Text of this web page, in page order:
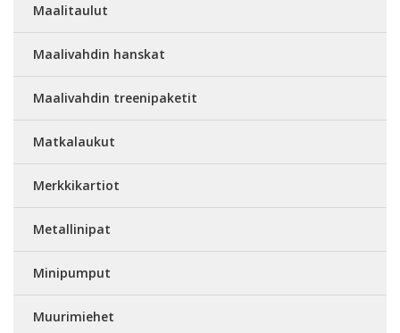
Maalitaulut
Maalivahdin hanskat
Maalivahdin treenipaketit
Matkalaukut
Merkkikartiot
Metallinipat
Minipumput
Muurimiehet